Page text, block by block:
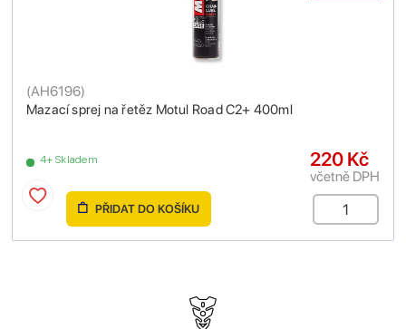
Mazací sprej na řetěz Motul Road C2+ 400ml
(AH6196)
4+ Skladem 220 Kč
včetně DPH
PŘIDAT DO KOŠÍKU